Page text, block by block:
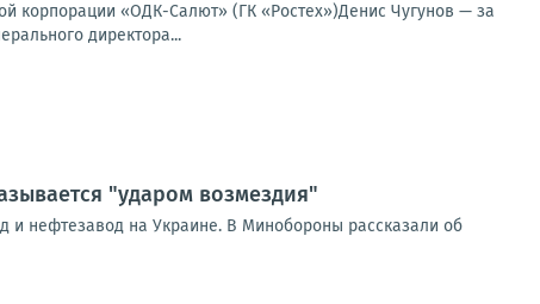
корпорации «ОДК-Салют» (ГК «Ростех»)Денис Чугунов — за
директора...
"ударом возмездия"
и нефтезавод на Украине. В Минобороны рассказали об